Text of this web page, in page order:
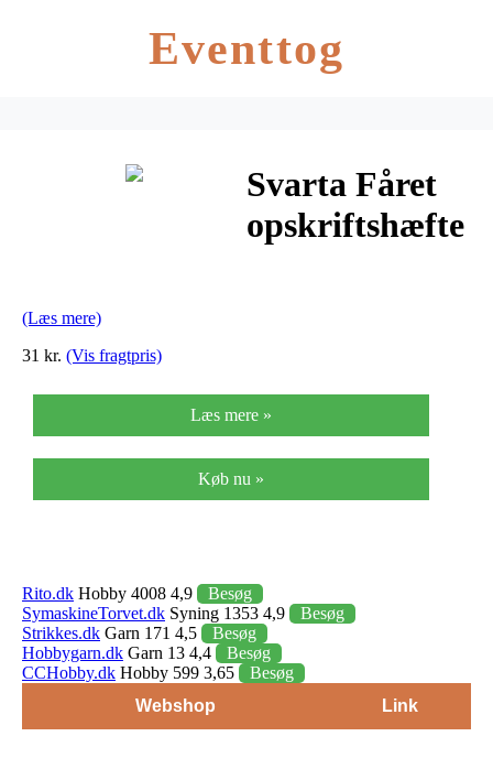
Eventtog
Svarta Fåret
opskriftshæfte
(Læs mere)
31 kr. (Vis fragtpris)
Læs mere »
Køb nu »
Rito.dk Hobby 4008 4,9
Besøg
SymaskineTorvet.dk Syning 1353 4,9
Besøg
Strikkes.dk Garn 171 4,5
Besøg
Hobbygarn.dk Garn 13 4,4
Besøg
CCHobby.dk Hobby 599 3,65
Besøg
Webshop
Link